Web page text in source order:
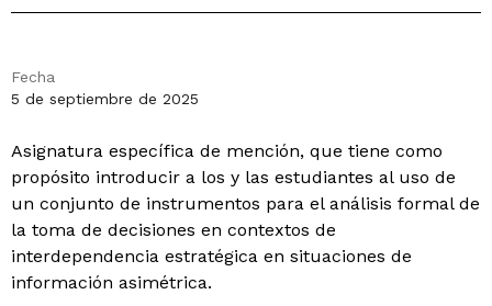
Fecha
5 de septiembre de 2025
Asignatura específica de mención, que tiene como
propósito introducir a los y las estudiantes al uso de
un conjunto de instrumentos para el análisis formal de
la toma de decisiones en contextos de
interdependencia estratégica en situaciones de
información asimétrica.